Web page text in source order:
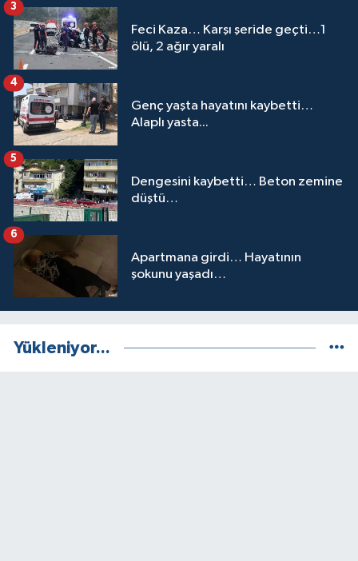
Feci Kaza… Karşı şeride geçti…1
ölü, 2 ağır yaralı
3
Genç yaşta hayatını kaybetti…
Alaplı yasta...
4
Dengesini kaybetti… Beton zemine
düştü…
5
Apartmana girdi… Hayatının
şokunu yaşadı…
6
Yükleniyor...